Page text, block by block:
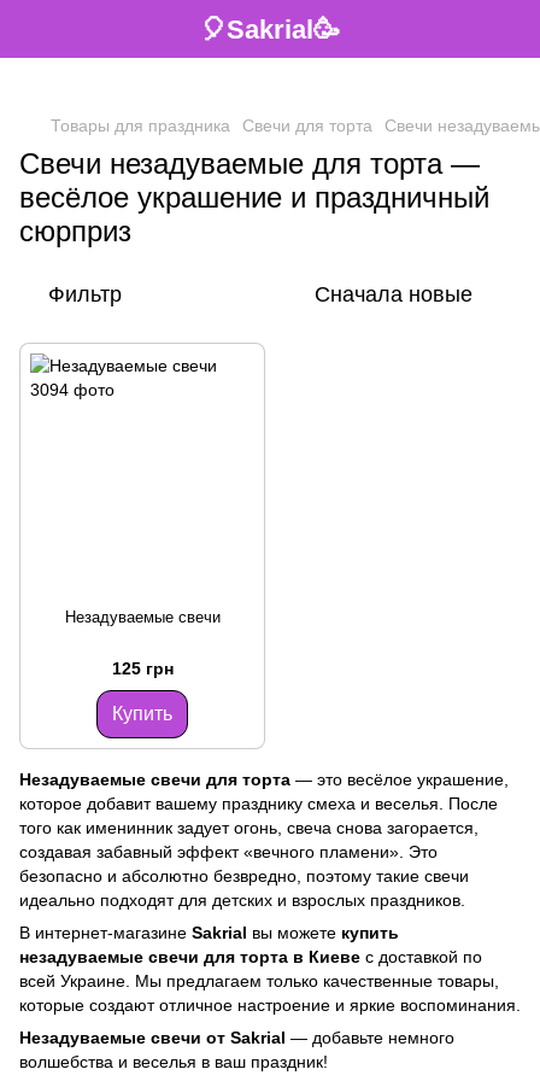
🎈Sakrial🥳
Товары для праздника Свечи для торта Свечи
Свечи незадуваемые для торта —
весёлое украшение и праздничный
сюрприз
Фильтр Сначала новые
Незадуваемые свечи
125 грн
Купить
Незадуваемые свечи для торта — это весёлое украшение,
которое добавит вашему празднику смеха и веселья. После
того как именинник задует огонь, свеча снова загорается,
создавая забавный эффект «вечного пламени». Это
безопасно и абсолютно безвредно, поэтому такие свечи
идеально подходят для детских и взрослых праздников.
В интернет-магазине Sakrial вы можете купить
незадуваемые свечи для торта в Киеве с доставкой по
всей Украине. Мы предлагаем только качественные товары,
которые создают отличное настроение и яркие воспоминания.
Незадуваемые свечи от Sakrial — добавьте немного
волшебства и веселья в ваш праздник!